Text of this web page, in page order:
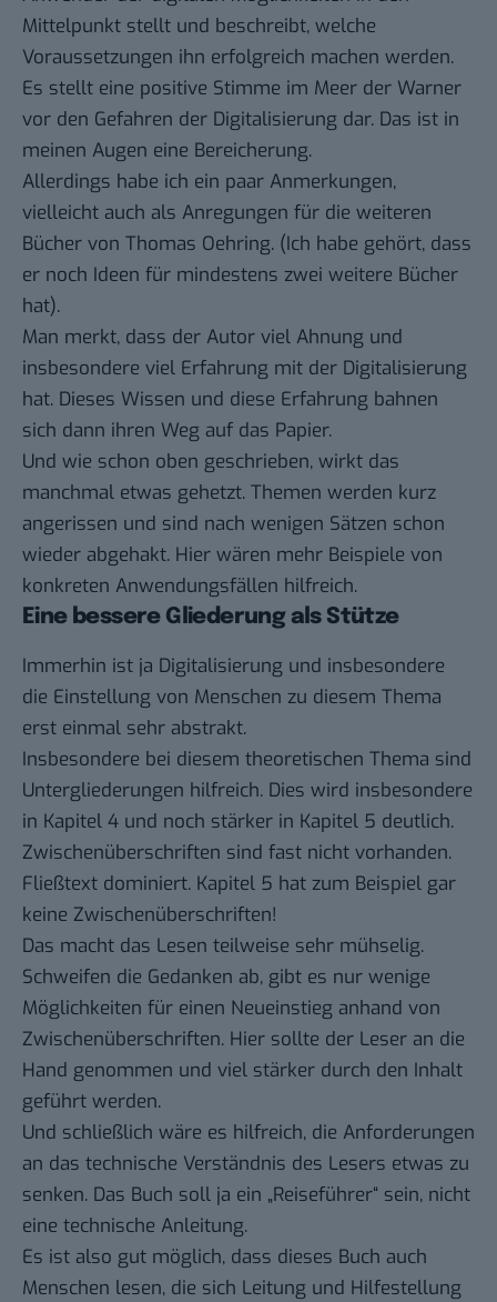
Mittelpunkt stellt und beschreibt, welche
Voraussetzungen ihn erfolgreich machen werden.
Es stellt eine positive Stimme im Meer der Warner
vor den Gefahren der Digitalisierung dar. Das ist in
meinen Augen eine Bereicherung.
Allerdings habe ich ein paar Anmerkungen,
vielleicht auch als Anregungen für die weiteren
Bücher von Thomas Oehring. (Ich habe gehört, dass
er noch Ideen für mindestens zwei weitere Bücher
hat).
Man merkt, dass der Autor viel Ahnung und
insbesondere viel Erfahrung mit der Digitalisierung
hat. Dieses Wissen und diese Erfahrung bahnen
sich dann ihren Weg auf das Papier.
Und wie schon oben geschrieben, wirkt das
manchmal etwas gehetzt. Themen werden kurz
angerissen und sind nach wenigen Sätzen schon
wieder abgehakt. Hier wären mehr Beispiele von
konkreten Anwendungsfällen hilfreich.
Eine bessere Gliederung als Stütze
Immerhin ist ja Digitalisierung und insbesondere
die Einstellung von Menschen zu diesem Thema
erst einmal sehr abstrakt.
Insbesondere bei diesem theoretischen Thema sind
Untergliederungen hilfreich. Dies wird insbesondere
in Kapitel 4 und noch stärker in Kapitel 5 deutlich.
Zwischenüberschriften sind fast nicht vorhanden.
Fließtext dominiert. Kapitel 5 hat zum Beispiel gar
keine Zwischenüberschriften!
Das macht das Lesen teilweise sehr mühselig.
Schweifen die Gedanken ab, gibt es nur wenige
Möglichkeiten für einen Neueinstieg anhand von
Zwischenüberschriften. Hier sollte der Leser an die
Hand genommen und viel stärker durch den Inhalt
geführt werden.
Und schließlich wäre es hilfreich, die Anforderungen
an das technische Verständnis des Lesers etwas zu
senken. Das Buch soll ja ein „Reiseführer“ sein, nicht
eine technische Anleitung.
Es ist also gut möglich, dass dieses Buch auch
Menschen lesen, die sich Leitung und Hilfestellung